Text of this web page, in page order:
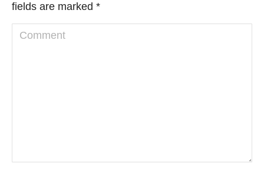
fields are marked *
Comment